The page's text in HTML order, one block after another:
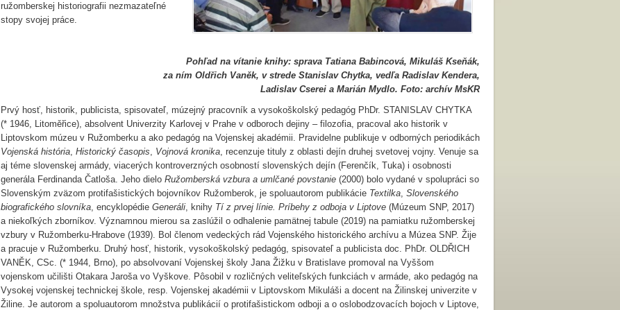
ružomberskej historiografii nezmazateľné
stopy svojej práce.
Pohľad na vítanie knihy: sprava Tatiana Babincová, Mikuláš Kseňák,
za ním Oldřich Vaněk, v strede Stanislav Chytka, vedľa Radislav Kendera,
Ladislav Cserei a Marián Mydlo. Foto: archív MsKR
Prvý hosť, historik, publicista, spisovateľ, múzejný pracovník a vysokoškolský pedagóg PhDr. STANISLAV CHYTKA
(* 1946, Litoměřice), absolvent Univerzity Karlovej v Prahe v odboroch dejiny – filozofia, pracoval ako historik v
Liptovskom múzeu v Ružomberku a ako pedagóg na Vojenskej akadémii. Pravidelne publikuje v odborných periodikách
Vojenská história, Historický časopis, Vojnová kronika, recenzuje tituly z oblasti dejín druhej svetovej vojny. Venuje sa
aj téme slovenskej armády, viacerých kontroverzných osobností slovenských dejín (Ferenčík, Tuka) i osobnosti
generála Ferdinanda Čatloša. Jeho dielo Ružomberská vzbura a umlčané povstanie (2000) bolo vydané v spolupráci so
Slovenským zväzom protifašistických bojovníkov Ružomberok, je spoluautorom publikácie Textilka, Slovenského
biografického slovníka, encyklopédie Generáli, knihy Tí z prvej línie. Príbehy z odboja v Liptove (Múzeum SNP, 2017)
a niekoľkých zborníkov. Významnou mierou sa zaslúžil o odhalenie pamätnej tabule (2019) na pamiatku ružomberskej
vzbury v Ružomberku-Hrabove (1939). Bol členom vedeckých rád Vojenského historického archívu a Múzea SNP. Žije
a pracuje v Ružomberku. Druhý hosť, historik, vysokoškolský pedagóg, spisovateľ a publicista doc. PhDr. OLDŘICH
VANĚK, CSc. (* 1944, Brno), po absolvovaní Vojenskej školy Jana Žižku v Bratislave promoval na Vyššom
vojenskom učilišti Otakara Jaroša vo Vyškove. Pôsobil v rozličných veliteľských funkciách v armáde, ako pedagóg na
Vysokej vojenskej technickej škole, resp. Vojenskej akadémii v Liptovskom Mikuláši a docent na Žilinskej univerzite v
Žiline. Je autorom a spoluautorom množstva publikácií o protifašistickom odboji a o oslobodzovacích bojoch v Liptove,